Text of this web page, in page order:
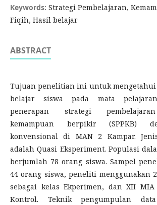
Keywords: Strategi Pembelajaran,
Fiqih, Hasil belajar
ABSTRACT
Tujuan penelitian ini untuk mengetahui
belajar siswa pada mata
penerapan strategi
kemampuan berpikir (SPPKB)
konvensional di MAN 2 Kampar.
adalah Quasi Eksperiment. Populasi
berjumlah 78 orang siswa. Sampel
44 orang siswa, peneliti menggunakan
sebagai kelas Ekperimen, dan XII
Kontrol. Teknik pengumpulan data